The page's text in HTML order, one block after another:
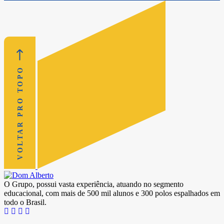
VOLTAR PRO TOPO
O Grupo, possui vasta experiência, atuando no segmento
educacional, com mais de 500 mil alunos e 300 polos espalhados em
todo o Brasil.